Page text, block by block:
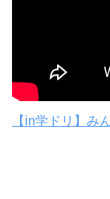
【in学ドリ】み